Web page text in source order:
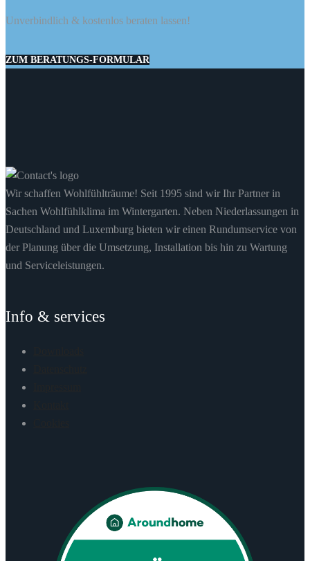
Unverbindlich & kostenlos beraten lassen!
ZUM BERATUNGS-FORMULAR
Wir schaffen Wohlfühlträume! Seit 1995 sind wir Ihr Partner in
Sachen Wohlfühlklima im Wintergarten. Neben Niederlassungen in
Deutschland und Luxemburg bieten wir einen Rundumservice von
der Planung über die Umsetzung, Installation bis hin zu Wartung
und Serviceleistungen.
Info & services